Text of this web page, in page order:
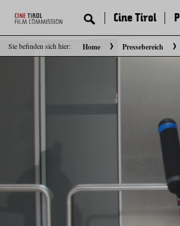
Sie befinden sich hier: Home Pressebereich
Cine Tirol